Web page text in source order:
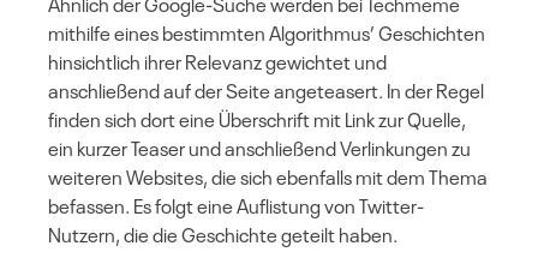
mithilfe eines bestimmten Algorithmus’ Geschichten
hinsichtlich ihrer Relevanz gewichtet und
anschließend auf der Seite angeteasert. In der Regel
finden sich dort eine Überschrift mit Link zur Quelle,
ein kurzer Teaser und anschließend Verlinkungen zu
weiteren Websites, die sich ebenfalls mit dem Thema
befassen. Es folgt eine Auflistung von Twitter-
Nutzern, die die Geschichte geteilt haben.